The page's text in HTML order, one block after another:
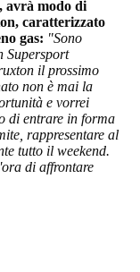
avrà modo di
caratterizzato
gas: "Sono
Supersport
il prossimo
non è mai la
e vorrei
di entrare in forma
rappresentare al
tutto il weekend.
di affrontare